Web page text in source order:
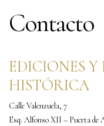
Contacto
EDICIONES
HISTÓRICA
Calle Valenzuela, 7
Esq. Alfonso XII – Puerta de